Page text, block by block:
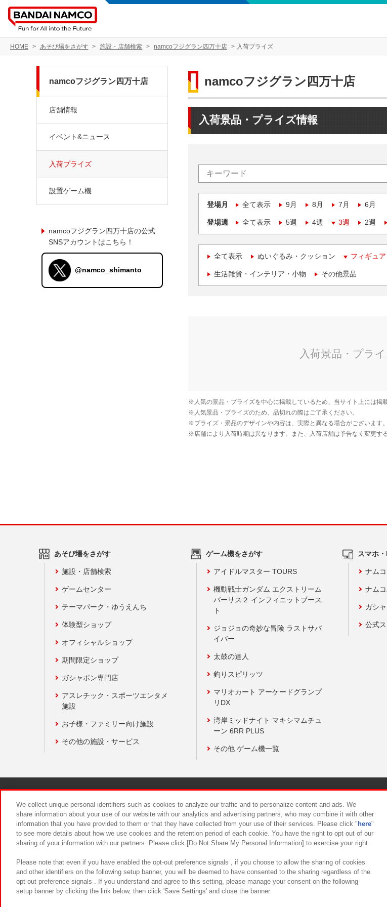
HOME あそび場をさがす 施設・店舗検索 namcoフジグラン四万十店 入荷プライズ
namcoフジグラン四万十店
入荷景品・プライズ情報
登場月 全て表示 9月 8月 7月 6月
登場週 全て表示 5週 4週 3週 2週
全て表示 ぬいぐるみ・クッション フィギュ
生活雑貨・インテリア・小物 その他景品
namcoフジグラン四万十店
店舗情報
イベント&ニュース
入荷プライズ
設置ゲーム機
namcoフジグラン四万十店の公式
SNSアカウントはこちら！
@namco_shimanto
あそび場をさがす
施設・店舗検索
ゲームセンター
テーマパーク・ゆうえんち
体験型ショップ
オフィシャルショップ
期間限定ショップ
ガシャポン専門店
アスレチック・スポーツエンタメ
施設
お子様・ファミリー向け施設
その他の施設・サービス
ゲーム機をさがす
アイドルマスター TOURS
機動戦士ガンダム エクストリーム
バーサス２ インフィニットブース
ト
ジョジョの奇妙な冒険 ラストサバ
イバー
太鼓の達人
釣りスピリッツ
マリオカート アーケードグランプ
リDX
湾岸ミッドナイト マキシマムチュ
ーン 6RR PLUS
その他 ゲーム機一覧
スマホ
ナム
ナム
ガシ
公式
食品のご提供について カスタマーハラスメント対応方針
We collect unique personal identifiers such as cookies to analyze our traffic and to personalize content and ads. We
share information about your use of our website with our analytics and advertising partners, who may combine it with other
information that you have provided to them or that they have collected from your use of their services. Please click " here"
to see more details about how we use cookies and the retention period of each cookie. You have the right to opt out of our
sharing of your information with our partners. Please click [Do Not Share My Personal Information] to exercise your right.
Please note that even if you have enabled the opt-out preference signals , if you choose to allow the sharing of cookies
and other identifiers on the following setup banner, you will be deemed to have consented to the sharing regardless of the
opt-out preference signals . If you understand and agree to this setting, please manage your consent on the following
setup banner by clicking the link below, then click 'Save Settings' and close the banner.